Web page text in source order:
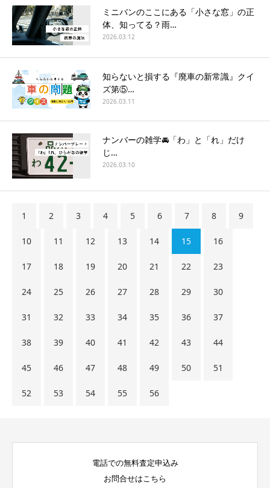
ミニバンのここにある「小さな窓」の正
体、知ってる？雨…
2026.03.12
知らないと損する『廃車の新常識』クイ
ズ第⑤…
2026.03.11
ナンバーの雑学🚘「わ」と「れ」だけ
じ…
2026.03.10
1 2 3 4 5 6 7 8 9
10 11 12 13 14 15 16
17 18 19 20 21 22 23
24 25 26 27 28 29 30
31 32 33 34 35 36 37
38 39 40 41 42 43 44
45 46 47 48 49 50 51
52 53 54 55 56
電話での無料査定申込み
お問合せはこちら